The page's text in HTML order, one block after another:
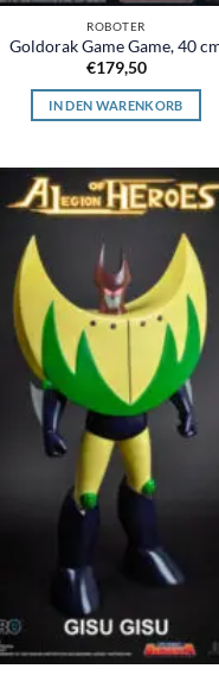
ROBOTER
Goldorak Game Game, 40
€179,50
IN DEN WARENKORB